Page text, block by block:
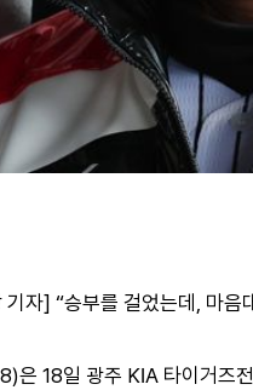
자] “승부를 걸었는데, 마음
은 18일 광주 KIA 타이거즈